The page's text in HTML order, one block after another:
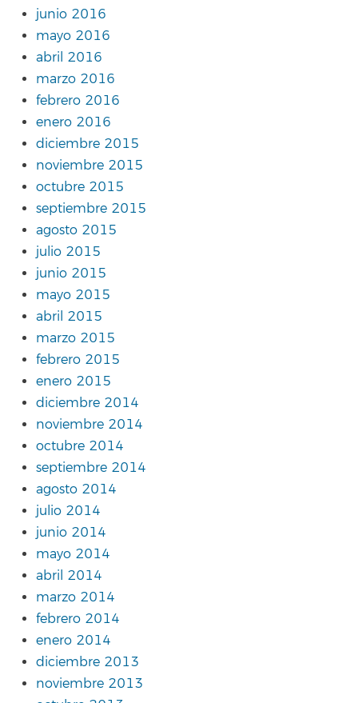
junio 2016
mayo 2016
abril 2016
marzo 2016
febrero 2016
enero 2016
diciembre 2015
noviembre 2015
octubre 2015
septiembre 2015
agosto 2015
julio 2015
junio 2015
mayo 2015
abril 2015
marzo 2015
febrero 2015
enero 2015
diciembre 2014
noviembre 2014
octubre 2014
septiembre 2014
agosto 2014
julio 2014
junio 2014
mayo 2014
abril 2014
marzo 2014
febrero 2014
enero 2014
diciembre 2013
noviembre 2013